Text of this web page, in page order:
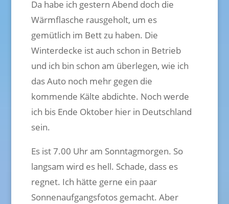
Da habe ich gestern Abend doch die
Wärmflasche rausgeholt, um es
gemütlich im Bett zu haben. Die
Winterdecke ist auch schon in Betrieb
und ich bin schon am überlegen, wie ich
das Auto noch mehr gegen die
kommende Kälte abdichte. Noch werde
ich bis Ende Oktober hier in Deutschland
sein.
Es ist 7.00 Uhr am Sonntagmorgen. So
langsam wird es hell. Schade, dass es
regnet. Ich hätte gerne ein paar
Sonnenaufgangsfotos gemacht. Aber